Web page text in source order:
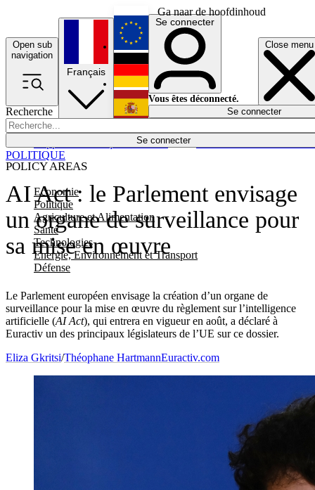
Ga naar de hoofdinhoud
Open sub
navigation
Close menu
Recherche
Se connecter
POLICY AREAS
Economie
Politique
Agriculture et Alimentation
Santé
Technologies
Energie, Environnement et Transport
Défense
Économie
Français
English
Deutsch
Español
Se connecter
Vous êtes déconnecté.
Se connecter
AI Act : le Parlement envisage
un organe de surveillance pour
sa mise en œuvre
Le Parlement européen envisage la création d’un organe de
surveillance pour la mise en œuvre du règlement sur l’intelligence
artificielle (AI Act), qui entrera en vigueur en août, a déclaré à
Euractiv un des principaux législateurs de l’UE sur ce dossier.
POLITIQUE
Eliza Gkritsi/Théophane HartmannEuractiv.com